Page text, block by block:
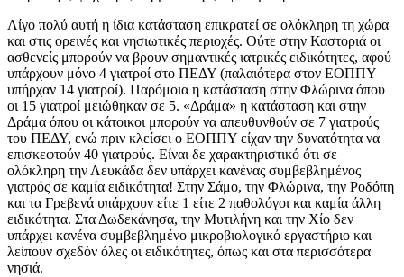
Λίγο πολύ αυτή η ίδια κατάσταση επικρατεί σε ολόκληρη τη χώρα
και στις ορεινές και νησιωτικές περιοχές. Ούτε στην Καστοριά οι
ασθενείς μπορούν να βρουν σημαντικές ιατρικές ειδικότητες, αφού
υπάρχουν μόνο 4 γιατροί στο ΠΕΔΥ (παλαιότερα στον ΕΟΠΠΥ
υπήρχαν 14 γιατροί). Παρόμοια η κατάσταση στην Φλώρινα όπου
οι 15 γιατροί μειώθηκαν σε 5. «Δράμα» η κατάσταση και στην
Δράμα όπου οι κάτοικοι μπορούν να απευθυνθούν σε 7 γιατρούς
του ΠΕΔΥ, ενώ πριν κλείσει ο ΕΟΠΠΥ είχαν την δυνατότητα να
επισκεφτούν 40 γιατρούς. Είναι δε χαρακτηριστικό ότι σε
ολόκληρη την Λευκάδα δεν υπάρχει κανένας συμβεβλημένος
γιατρός σε καμία ειδικότητα! Στην Σάμο, την Φλώρινα, την Ροδόπη
και τα Γρεβενά υπάρχουν είτε 1 είτε 2 παθολόγοι και καμία άλλη
ειδικότητα. Στα Δωδεκάνησα, την Μυτιλήνη και την Χίο δεν
υπάρχει κανένα συμβεβλημένο μικροβιολογικό εργαστήριο και
λείπουν σχεδόν όλες οι ειδικότητες, όπως και στα περισσότερα
νησιά.